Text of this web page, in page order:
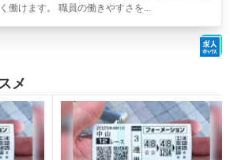
働けます。 職員の働きやすさを...
メ